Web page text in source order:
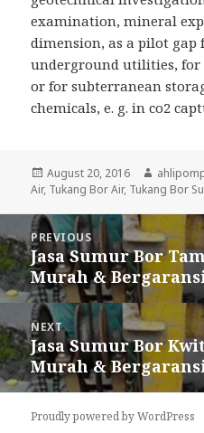
examination, mineral
dimension, as a pilot
underground utilities,
or for subterranean
chemicals, e. g. in co2
Posted
on
August 20, 2016 Author
Air, Tukang Bor Air, Tukang Bor
Post
navigation
PREVIOUS
Previous
post:
Jasa Sumur Bor
Murah &
NEXT
Next
post:
Jasa Sumur Bor
Murah &
Proudly powered by WordPress